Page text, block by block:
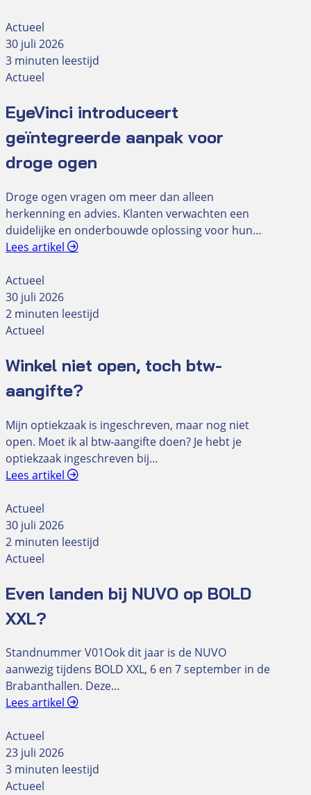
Actueel
30 juli 2026
3 minuten leestijd
Actueel
EyeVinci introduceert
geïntegreerde aanpak voor
droge ogen
Droge ogen vragen om meer dan alleen
herkenning en advies. Klanten verwachten een
duidelijke en onderbouwde oplossing voor hun…
Lees artikel
Actueel
30 juli 2026
2 minuten leestijd
Actueel
Winkel niet open, toch btw-
aangifte?
Mijn optiekzaak is ingeschreven, maar nog niet
open. Moet ik al btw-aangifte doen? Je hebt je
optiekzaak ingeschreven bij…
Lees artikel
Actueel
30 juli 2026
2 minuten leestijd
Actueel
Even landen bij NUVO op BOLD
XXL?
Standnummer V01Ook dit jaar is de NUVO
aanwezig tijdens BOLD XXL, 6 en 7 september in de
Brabanthallen. Deze…
Lees artikel
Actueel
23 juli 2026
3 minuten leestijd
Actueel